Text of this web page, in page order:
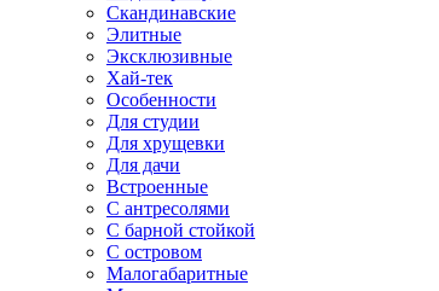
Скандинавские
Элитные
Эксклюзивные
Хай-тек
Особенности
Для студии
Для хрущевки
Для дачи
Встроенные
С антресолями
С барной стойкой
С островом
Малогабаритные